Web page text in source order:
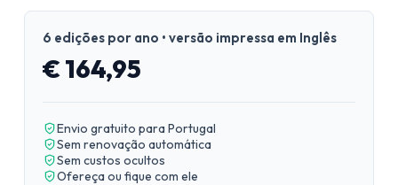
6 edições por ano • versão impressa em Inglês
€ 164,95
Envio gratuito para Portugal
Sem renovação automática
Sem custos ocultos
Ofereça ou fique com ele